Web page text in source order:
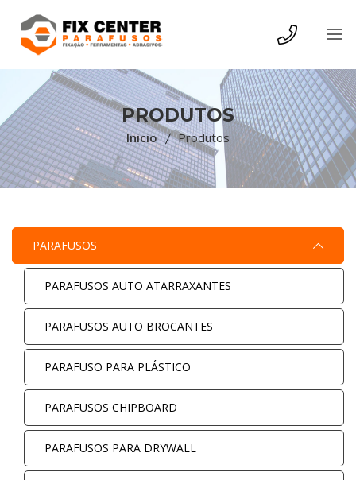
PRODUTOS
Inicio Produtos
PARAFUSOS
PARAFUSOS AUTO ATARRAXANTES
PARAFUSOS AUTO BROCANTES
PARAFUSO PARA PLÁSTICO
PARAFUSOS CHIPBOARD
PARAFUSOS PARA DRYWALL